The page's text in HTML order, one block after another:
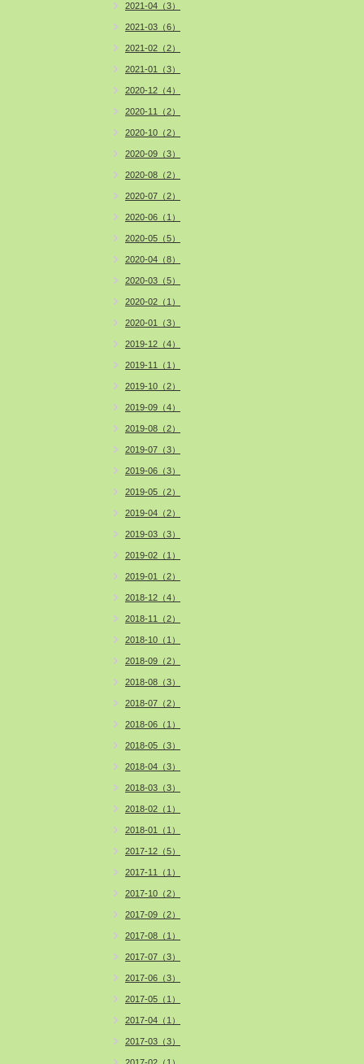
2021-04（3）
2021-03（6）
2021-02（2）
2021-01（3）
2020-12（4）
2020-11（2）
2020-10（2）
2020-09（3）
2020-08（2）
2020-07（2）
2020-06（1）
2020-05（5）
2020-04（8）
2020-03（5）
2020-02（1）
2020-01（3）
2019-12（4）
2019-11（1）
2019-10（2）
2019-09（4）
2019-08（2）
2019-07（3）
2019-06（3）
2019-05（2）
2019-04（2）
2019-03（3）
2019-02（1）
2019-01（2）
2018-12（4）
2018-11（2）
2018-10（1）
2018-09（2）
2018-08（3）
2018-07（2）
2018-06（1）
2018-05（3）
2018-04（3）
2018-03（3）
2018-02（1）
2018-01（1）
2017-12（5）
2017-11（1）
2017-10（2）
2017-09（2）
2017-08（1）
2017-07（3）
2017-06（3）
2017-05（1）
2017-04（1）
2017-03（3）